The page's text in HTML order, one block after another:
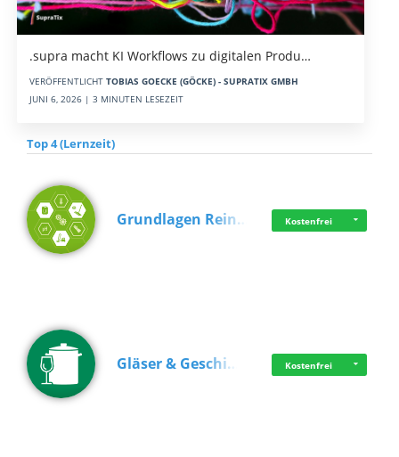
.supra macht KI Workflows zu digitalen Produ…
VERÖFFENTLICHT TOBIAS GOECKE (GÖCKE) - SUPRATIX GMBH
JUNI 6, 2026 | 3 MINUTEN LESEZEIT
Top 4 (Lernzeit)
Grundlagen Rein… Kostenfrei
Gläser & Geschi… Kostenfrei